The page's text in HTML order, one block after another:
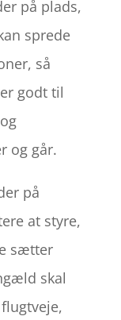
på plads,
sprede
så
godt til
og går.
på
at styre,
sætter
skal